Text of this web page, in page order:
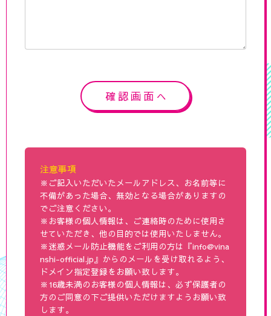
注意事項
※ご記入いただいたメールアドレス、お名前等に
不備があった場合、無効となる場合がありますの
でご注意ください。
※お客様の個人情報は、ご連絡時のために使用さ
せていただき、他の目的では使用いたしません。
※迷惑メール防止機能をご利用の方は『info@vina
nshi-official.jp』からのメールを受け取れるよう、
ドメイン指定登録をお願い致します。
※16歳未満のお客様の個人情報は、必ず保護者の
方のご同意の下ご提供いただけますようお願い致
します。